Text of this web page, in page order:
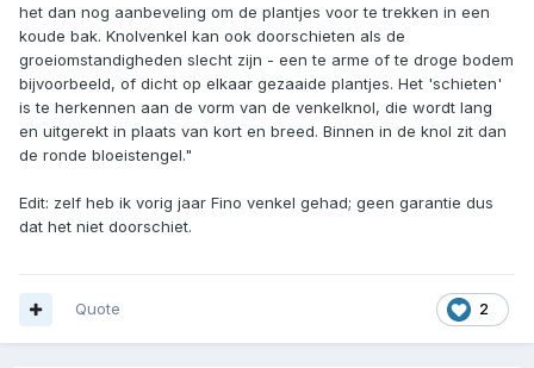
het dan nog aanbeveling om de plantjes voor te trekken in een
koude bak. Knolvenkel kan ook doorschieten als de
groeiomstandigheden slecht zijn - een te arme of te droge bodem
bijvoorbeeld, of dicht op elkaar gezaaide plantjes. Het 'schieten'
is te herkennen aan de vorm van de venkelknol, die wordt lang
en uitgerekt in plaats van kort en breed. Binnen in de knol zit dan
de ronde bloeistengel."
Edit: zelf heb ik vorig jaar Fino venkel gehad; geen garantie dus
dat het niet doorschiet.
2
Quote